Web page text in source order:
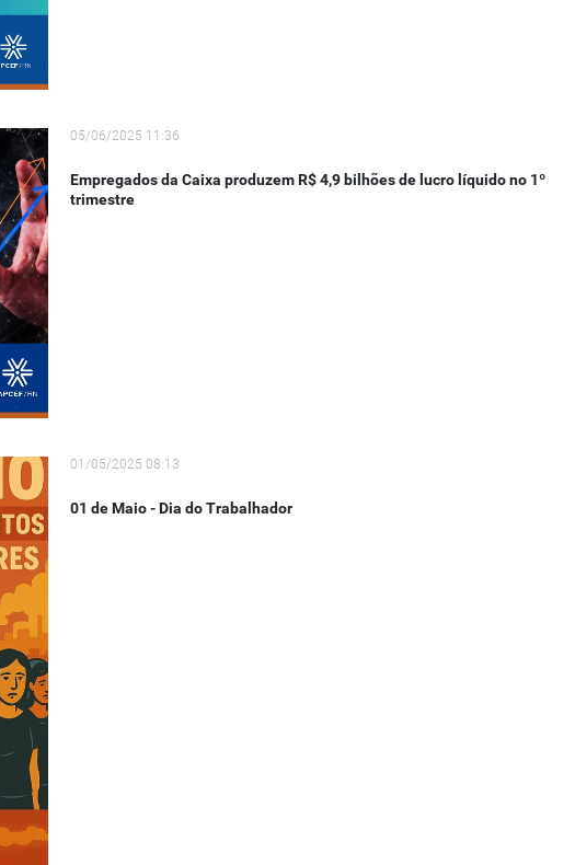
05/06/2025 11:36
Empregados da Caixa produzem R$ 4,9 bilhões de lucro líquido no 1º
trimestre
01/05/2025 08:13
01 de Maio - Dia do Trabalhador